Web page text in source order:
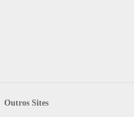
Outros Sites